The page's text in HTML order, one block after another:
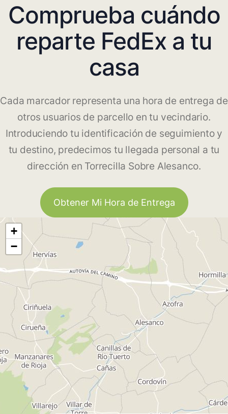
Comprueba cuándo
reparte FedEx a tu
casa
Cada marcador representa una hora de entrega de
otros usuarios de parcello en tu vecindario.
Introduciendo tu identificación de seguimiento y
tu destino, predecimos tu llegada personal a tu
dirección en Torrecilla Sobre Alesanco.
Obtener Mi Hora de Entrega
+
−